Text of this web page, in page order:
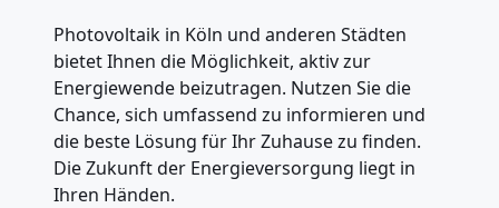
Photovoltaik in Köln und anderen Städten
bietet Ihnen die Möglichkeit, aktiv zur
Energiewende beizutragen. Nutzen Sie die
Chance, sich umfassend zu informieren und
die beste Lösung für Ihr Zuhause zu finden.
Die Zukunft der Energieversorgung liegt in
Ihren Händen.